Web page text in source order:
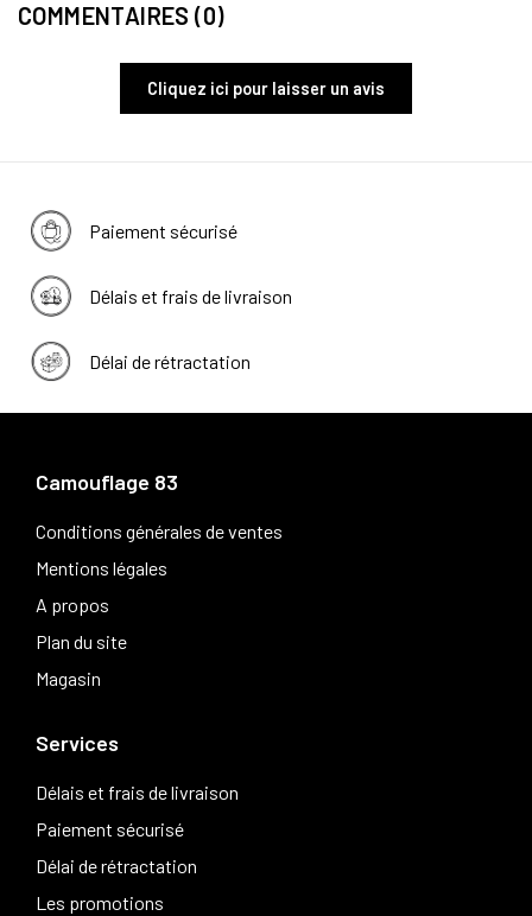
COMMENTAIRES (0)
Cliquez ici pour laisser un avis
Paiement sécurisé
Délais et frais de livraison
Délai de rétractation
Camouflage 83
Conditions générales de ventes
Mentions légales
A propos
Plan du site
Magasin
Services
Délais et frais de livraison
Paiement sécurisé
Délai de rétractation
Les promotions